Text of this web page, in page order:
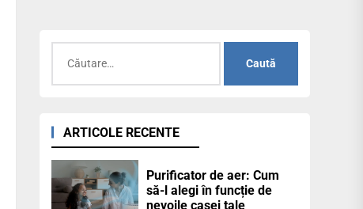
după:
ARTICOLE RECENTE
Purificator de aer: Cum
să-l alegi în funcție de
nevoile casei tale